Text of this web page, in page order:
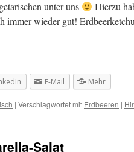
unter uns
Hierzu
immer wieder gut!
E-Mail Mehr
| Verschlagwortet mit Erdbeeren |
Salat